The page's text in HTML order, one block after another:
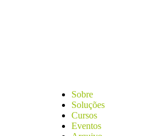
Sobre
Soluções
Cursos
Eventos